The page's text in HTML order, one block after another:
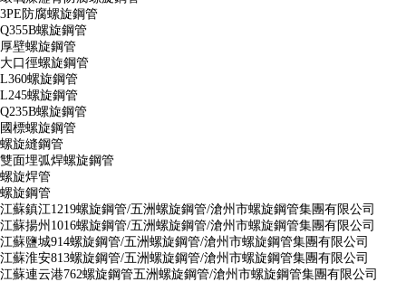
3PE防腐螺旋鋼管
Q355B螺旋鋼管
厚壁螺旋鋼管
大口徑螺旋鋼管
L360螺旋鋼管
L245螺旋鋼管
Q235B螺旋鋼管
國標螺旋鋼管
螺旋縫鋼管
雙面埋弧焊螺旋鋼管
螺旋焊管
螺旋鋼管
江蘇鎮江1219螺旋鋼管/五洲螺旋鋼管/滄州市螺旋鋼管集團有限公司
江蘇揚州1016螺旋鋼管/五洲螺旋鋼管/滄州市螺旋鋼管集團有限公司
江蘇鹽城914螺旋鋼管/五洲螺旋鋼管/滄州市螺旋鋼管集團有限公司
江蘇淮安813螺旋鋼管/五洲螺旋鋼管/滄州市螺旋鋼管集團有限公司
江蘇連云港762螺旋鋼管五洲螺旋鋼管/滄州市螺旋鋼管集團有限公司